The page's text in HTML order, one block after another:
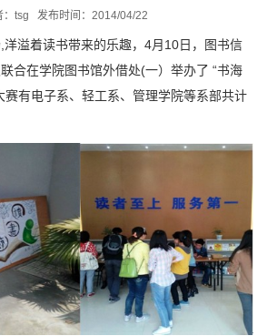
：tsg 发布时间：2014/04/22
洋溢着读书带来的乐趣，4月10日，图书信
合在学院图书馆外借处(一）举办了 “书海
赛有电子系、轻工系、管理学院等系部共计